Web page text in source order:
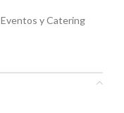
Eventos y Catering